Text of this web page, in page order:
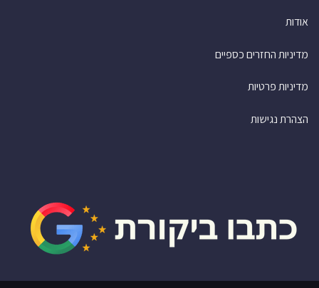
אודות
מדיניות החזרים כספיים
מדיניות פרטיות
הצהרת נגישות